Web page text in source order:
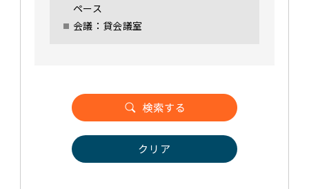
ペース
会議：貸会議室
クリア